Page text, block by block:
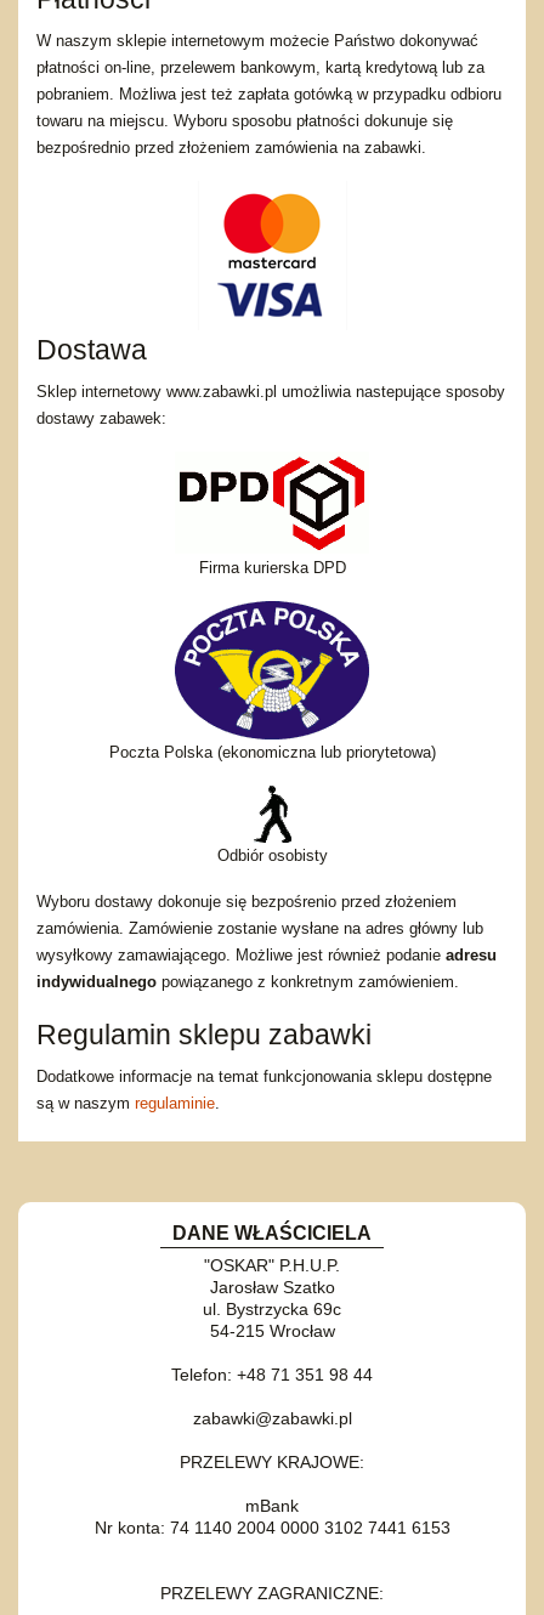
W naszym sklepie internetowym możecie Państwo dokonywać
płatności on-line, przelewem bankowym, kartą kredytową lub za
pobraniem. Możliwa jest też zapłata gotówką w przypadku odbioru
towaru na miejscu. Wyboru sposobu płatności dokunuje się
bezpośrednio przed złożeniem zamówienia na zabawki.
Dostawa
Sklep internetowy www.zabawki.pl umożliwia nastepujące sposoby
dostawy zabawek:
Firma kurierska DPD
Poczta Polska (ekonomiczna lub priorytetowa)
Odbiór osobisty
Wyboru dostawy dokonuje się bezpośrenio przed złożeniem
zamówienia. Zamówienie zostanie wysłane na adres główny lub
wysyłkowy zamawiającego. Możliwe jest również podanie adresu
indywidualnego powiązanego z konkretnym zamówieniem.
Regulamin sklepu zabawki
Dodatkowe informacje na temat funkcjonowania sklepu dostępne
są w naszym regulaminie
DANE WŁAŚCICIELA
"OSKAR" P.H.U.P.
Jarosław Szatko
ul. Bystrzycka 69c
54-215 Wrocław
Telefon: +48 71 351 98 44
zabawki@zabawki.pl
PRZELEWY KRAJOWE:
mBank
Nr konta: 74 1140 2004 0000 3102 7441 6153
PRZELEWY ZAGRANICZNE: